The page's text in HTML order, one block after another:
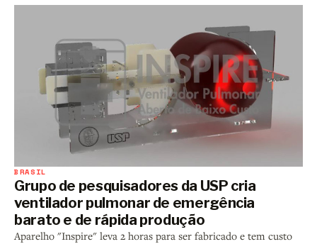
BRASIL
Grupo de pesquisadores da USP cria
ventilador pulmonar de emergência
barato e de rápida produção
Aparelho "Inspire" leva 2 horas para ser fabricado e tem custo